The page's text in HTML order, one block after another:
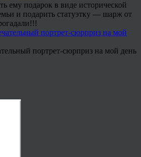
ему подарок в виде исторической
и подарить статуэтку — шарж от
портрет-сюрприз на мой день